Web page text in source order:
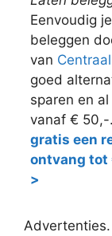
Eenvoudig
beleggen
van
goed
sparen en
vanaf € 50,-.
gratis een
ontvang tot
>